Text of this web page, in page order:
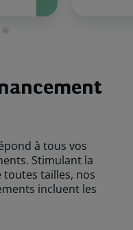
à tous vos
Stimulant la
toutes tailles, nos
incluent les